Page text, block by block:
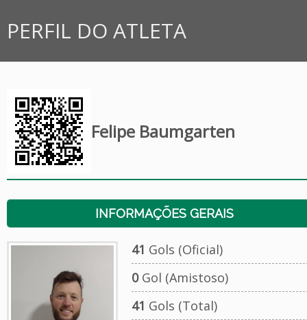
PERFIL DO ATLETA
Felipe Baumgarten
INFORMAÇÕES GERAIS
41 Gols (Oficial)
0Gol (Amistoso)
41 Gols (Total)